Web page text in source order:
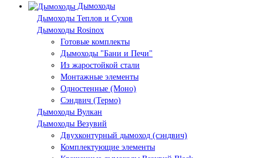
Дымоходы
Дымоходы Теплов и Сухов
Дымоходы Rosinox
Готовые комплекты
Дымоходы "Бани и Печи"
Из жаростойкой стали
Монтажные элементы
Одностенные (Моно)
Сэндвич (Термо)
Дымоходы Вулкан
Дымоходы Везувий
Двухконтурный дымоход (сэндвич)
Комплектующие элементы